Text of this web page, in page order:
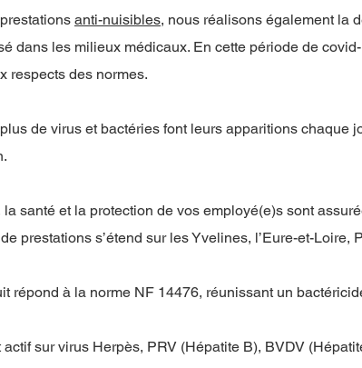
anti-nuisibles, nous réalisons également la
dans les milieux médicaux. En cette période de
respects des normes.
de virus et bactéries font leurs apparitions chaque
la santé et la protection de vos employé(e)s sont
prestations s’étend sur les Yvelines, l’Eure-et-Loire,
répond à la norme NF 14476, réunissant un
actif sur virus Herpès, PRV (Hépatite B), BVDV